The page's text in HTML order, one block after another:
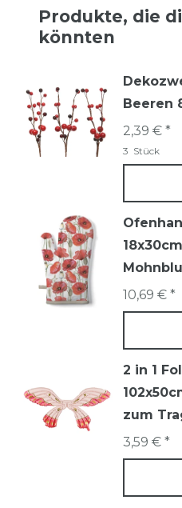
Produkte, die
könnten
Beeren
2,39 € *
3 Stück
10,69 € *
2 in 1
zum
3,59 € *